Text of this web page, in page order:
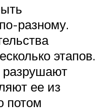
разному.
этапов.
разрушают
ее из
потом